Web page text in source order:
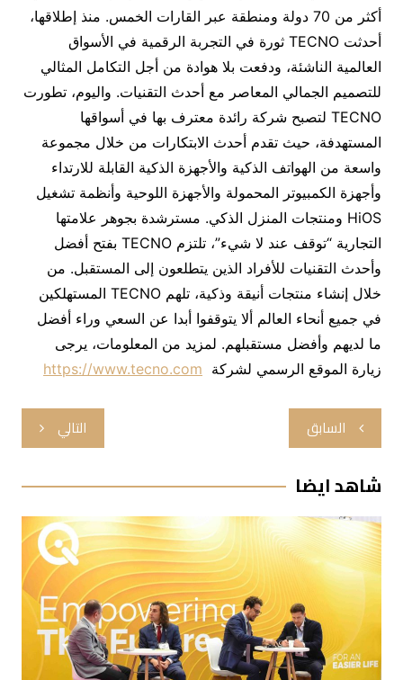
أكثر من 70 دولة ومنطقة عبر القارات الخمس. منذ إطلاقها،
أحدثت TECNO ثورة في التجربة الرقمية في الأسواق
العالمية الناشئة، ودفعت بلا هوادة من أجل التكامل المثالي
للتصميم الجمالي المعاصر مع أحدث التقنيات. واليوم، تطورت
TECNO لتصبح شركة رائدة معترف بها في أسواقها
المستهدفة، حيث تقدم أحدث الابتكارات من خلال مجموعة
واسعة من الهواتف الذكية والأجهزة الذكية القابلة للارتداء
وأجهزة الكمبيوتر المحمولة والأجهزة اللوحية وأنظمة تشغيل
HiOS ومنتجات المنزل الذكي. مسترشدة بجوهر علامتها
التجارية “توقف عند لا شيء”، تلتزم TECNO بفتح أفضل
وأحدث التقنيات للأفراد الذين يتطلعون إلى المستقبل. من
خلال إنشاء منتجات أنيقة وذكية، تلهم TECNO المستهلكين
في جميع أنحاء العالم ألا يتوقفوا أبدا عن السعي وراء أفضل
ما لديهم وأفضل مستقبلهم. لمزيد من المعلومات، يرجى
زيارة الموقع الرسمي لشركة https://www.tecno.com
تصفّح
المقالات
السابق التالي
شاهد ايضا